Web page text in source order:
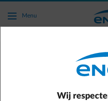
Ga naar de hoofdinhoud
Menu
Wij